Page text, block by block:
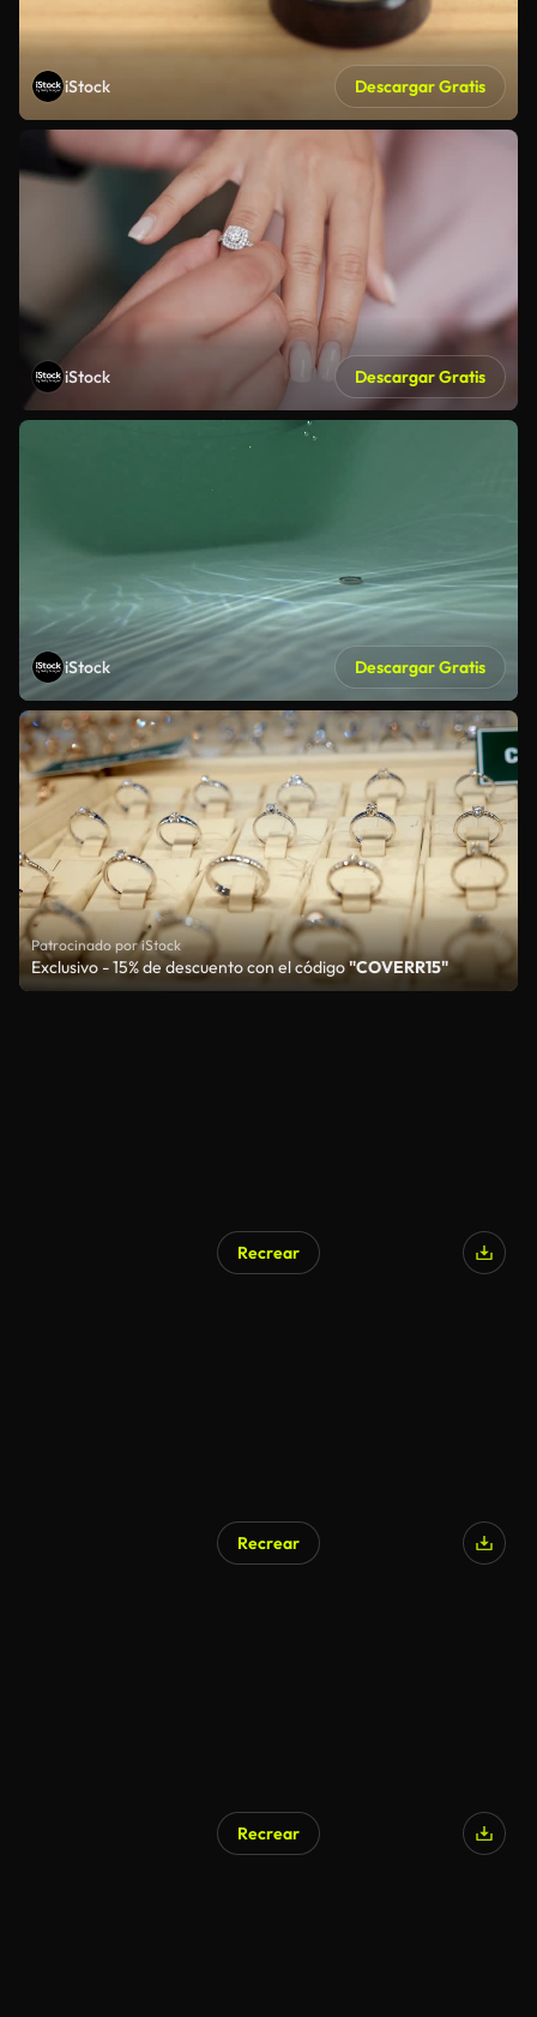
iStock Descargar Gratis
iStock Descargar Gratis
iStock Descargar Gratis
Patrocinado por iStock
Exclusivo - 15% de descuento con el código"COVERR15"
Recrear
Recrear
Recrear